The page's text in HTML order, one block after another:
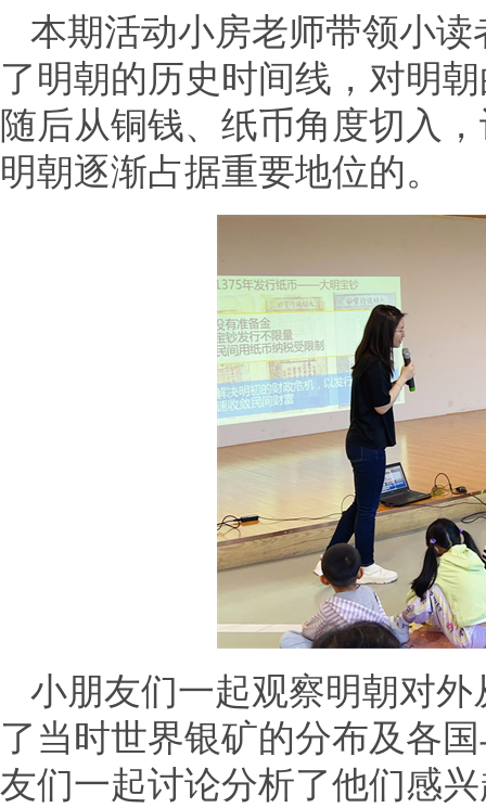
本期活动小房老师带领小
了明朝的历史时间线，对明
随后从铜钱、纸币角度切入
明朝逐渐占据重要地位的。
小朋友们一起观察明朝对
了当时世界银矿的分布及各
友们一起讨论分析了他们感